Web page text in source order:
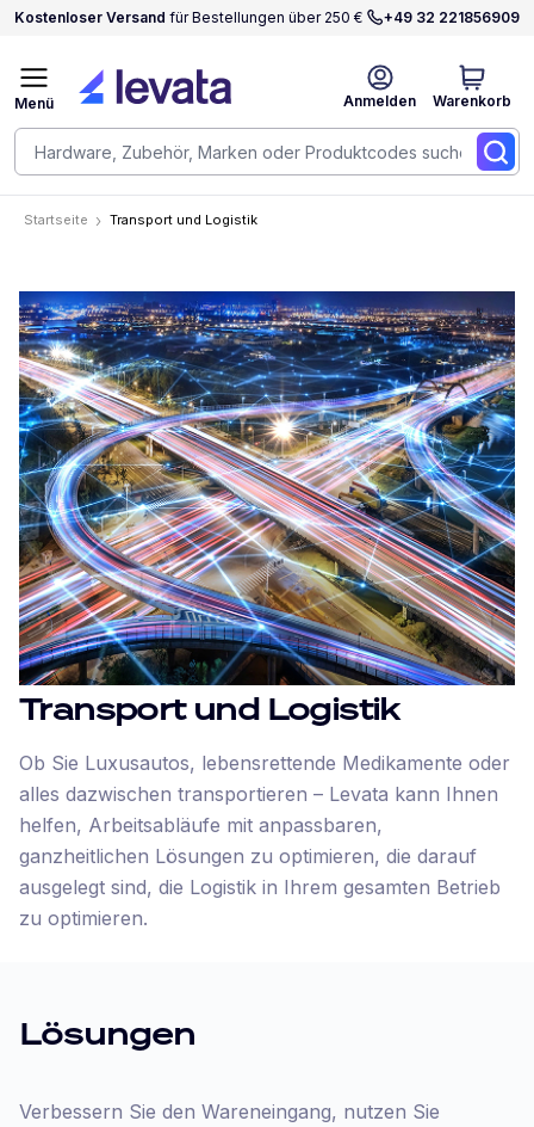
Kostenloser Versand für Bestellungen über 250 € +49 32 221856909
Anmelden Warenkorb
Menü
Startseite Transport und Logistik
Transport und Logistik
Ob Sie Luxusautos, lebensrettende Medikamente oder
alles dazwischen transportieren – Levata kann Ihnen
helfen, Arbeitsabläufe mit anpassbaren,
ganzheitlichen Lösungen zu optimieren, die darauf
ausgelegt sind, die Logistik in Ihrem gesamten Betrieb
zu optimieren.
Lösungen
Verbessern Sie den Wareneingang, nutzen Sie